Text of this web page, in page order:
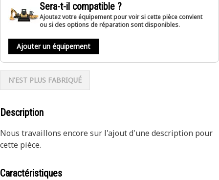
Sera-t-il compatible ?
Ajoutez votre équipement pour voir si cette pièce convient
ou si des options de réparation sont disponibles.
Ajouter un équipement
N'EST PLUS FABRIQUÉ
Description
Nous travaillons encore sur l'ajout d'une description pour
cette pièce.
Caractéristiques